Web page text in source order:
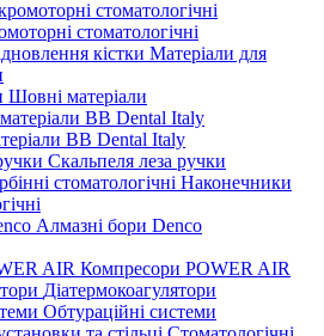
стоматологічні
Матеріали для
Шовні матеріали
BB Dental Italy
Скальпеля леза ручки
Наконечники
Алмазні бори Denco
Компресори POWER AIR
Діатермокоагулятори
Обтураційні системи